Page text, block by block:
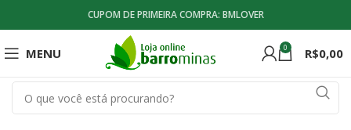
CUPOM DE PRIMEIRA COMPRA: BMLOVER
MENU 0 R$0,00